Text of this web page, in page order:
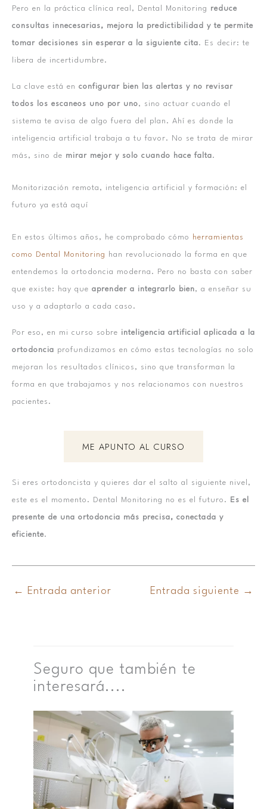
Pero en la práctica clínica real, Dental Monitoring reduce
consultas innecesarias, mejora la predictibilidad y te permite
tomar decisiones sin esperar a la siguiente cita. Es decir: te
libera de incertidumbre.
La clave está en configurar bien las alertas y no revisar
todos los escaneos uno por uno, sino actuar cuando el
sistema te avisa de algo fuera del plan. Ahí es donde la
inteligencia artificial trabaja a tu favor. No se trata de mirar
más, sino de mirar mejor y solo cuando hace falta.
Monitorización remota, inteligencia artificial y formación: el
futuro ya está aquí
En estos últimos años, he comprobado cómo herramientas
como Dental Monitoring han revolucionado la forma en que
entendemos la ortodoncia moderna. Pero no basta con saber
que existe: hay que aprender a integrarlo bien, a enseñar su
uso y a adaptarlo a cada caso.
Por eso, en mi curso sobre inteligencia artificial aplicada a la
ortodoncia profundizamos en cómo estas tecnologías no solo
mejoran los resultados clínicos, sino que transforman la
forma en que trabajamos y nos relacionamos con nuestros
pacientes.
ME APUNTO AL CURSO
Si eres ortodoncista y quieres dar el salto al siguiente nivel,
este es el momento. Dental Monitoring no es el futuro. Es el
presente de una ortodoncia más precisa, conectada y
eficiente.
← Entrada anterior Entrada siguiente →
Seguro que también te
interesará....